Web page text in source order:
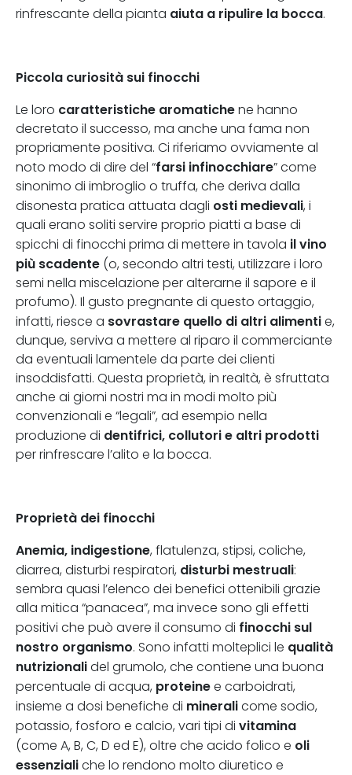
rinfrescante della pianta aiuta a ripulire la bocca.
Piccola curiosità sui finocchi
Le loro caratteristiche aromatiche ne hanno
decretato il successo, ma anche una fama non
propriamente positiva. Ci riferiamo ovviamente al
noto modo di dire del “farsi infinocchiare” come
sinonimo di imbroglio o truffa, che deriva dalla
disonesta pratica attuata dagli osti medievali, i
quali erano soliti servire proprio piatti a base di
spicchi di finocchi prima di mettere in tavola il vino
più scadente (o, secondo altri testi, utilizzare i loro
semi nella miscelazione per alterarne il sapore e il
profumo). Il gusto pregnante di questo ortaggio,
infatti, riesce a sovrastare quello di altri alimenti e,
dunque, serviva a mettere al riparo il commerciante
da eventuali lamentele da parte dei clienti
insoddisfatti. Questa proprietà, in realtà, è sfruttata
anche ai giorni nostri ma in modi molto più
convenzionali e “legali”, ad esempio nella
produzione di dentifrici, collutori e altri prodotti
per rinfrescare l’alito e la bocca.
Proprietà dei finocchi
Anemia, indigestione, flatulenza, stipsi, coliche,
diarrea, disturbi respiratori, disturbi mestruali:
sembra quasi l’elenco dei benefici ottenibili grazie
alla mitica “panacea”, ma invece sono gli effetti
positivi che può avere il consumo di finocchi sul
nostro organismo. Sono infatti molteplici le qualità
nutrizionali del grumolo, che contiene una buona
percentuale di acqua, proteine e carboidrati,
insieme a dosi benefiche di minerali come sodio,
potassio, fosforo e calcio, vari tipi di vitamina
(come A, B, C, D ed E), oltre che acido folico e oli
essenziali che lo rendono molto diuretico e